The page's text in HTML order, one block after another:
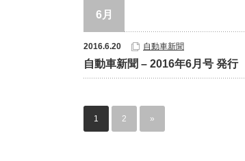
6月
2016.6.20 自動車新聞
自動車新聞 – 2016年6月号 発行
1 2 »